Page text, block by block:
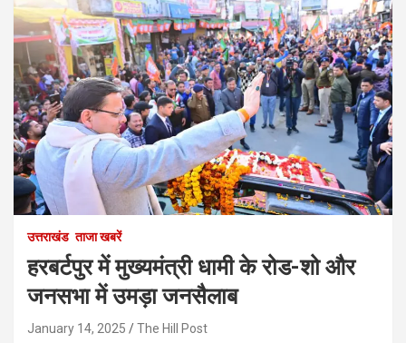
उत्तराखंड ताजा खबरें
हरबर्टपुर में मुख्यमंत्री धामी के रोड-शो और
जनसभा में उमड़ा जनसैलाब
January 14, 2025 The Hill Post